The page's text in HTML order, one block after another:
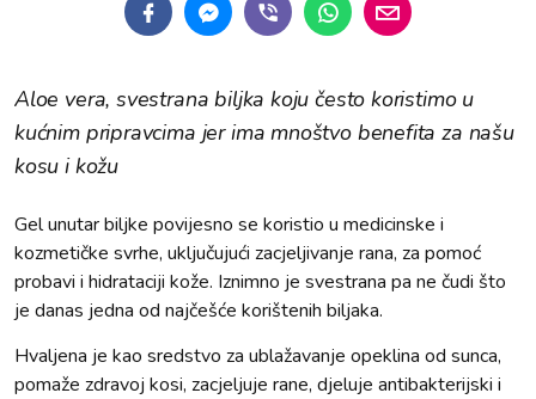
Aloe vera, svestrana biljka koju često koristimo u
kućnim pripravcima jer ima mnoštvo benefita za našu
kosu i kožu
Gel unutar biljke povijesno se koristio u medicinske i
kozmetičke svrhe, uključujući zacjeljivanje rana, za pomoć
probavi i hidrataciji kože. Iznimno je svestrana pa ne čudi što
je danas jedna od najčešće korištenih biljaka.
Hvaljena je kao sredstvo za ublažavanje opeklina od sunca,
pomaže zdravoj kosi, zacjeljuje rane, djeluje antibakterijski i